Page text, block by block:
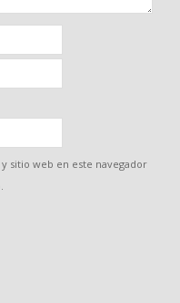
sitio web en este navegador